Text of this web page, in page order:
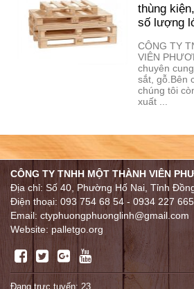
thùng
số lượng
CÔNG TY
VIÊN
chuyên
sắt, gỗ.Bên
chúng tôi
xuất ...
CÔNG TY TNHH MỘT THÀNH VIÊN
Địa chỉ: Số 40, Phường Hố Nai, Tỉnh
Điện thoại: 093 754 68 54 - 0934 227 665
Email: ctyphuongphuonglinh@gmail.com
Website: palletgo.org
Đang trực tuyến: 23